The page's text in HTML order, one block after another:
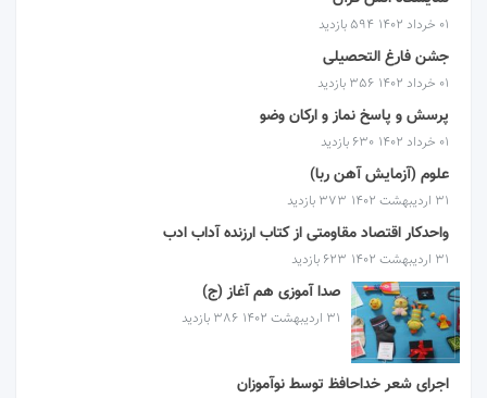
۰۱ خرداد ۱۴۰۲ 594 بازدید
جشن فارغ التحصیلی
۰۱ خرداد ۱۴۰۲ 356 بازدید
پرسش و پاسخ نماز و ارکان وضو
۰۱ خرداد ۱۴۰۲ 630 بازدید
علوم (آزمایش آهن ربا)
۳۱ اردیبهشت ۱۴۰۲ 373 بازدید
واحدکار اقتصاد مقاومتی از کتاب ارزنده آداب ادب
۳۱ اردیبهشت ۱۴۰۲ 623 بازدید
صدا آموزی هم آغاز (ج)
۳۱ اردیبهشت ۱۴۰۲ 386 بازدید
اجرای شعر خداحافظ توسط نوآموزان